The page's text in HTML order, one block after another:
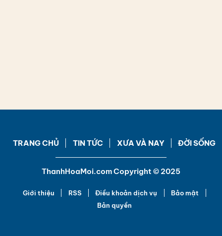
TRANG CHỦ TIN TỨC XƯA VÀ NAY ĐỜI SỐNG
ThanhHoaMoi.com Copyright © 2025
Giới thiệu RSS Điều khoản dịch vụ
Bảo mật
Bản quyền